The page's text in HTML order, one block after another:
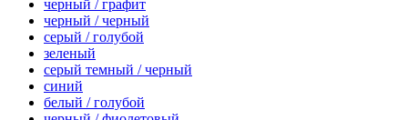
черный / графит
черный / черный
серый / голубой
зеленый
серый темный / черный
синий
белый / голубой